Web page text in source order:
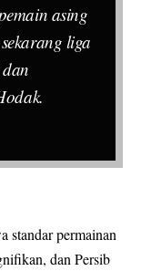
asing
liga
standar permainan
dan Persib